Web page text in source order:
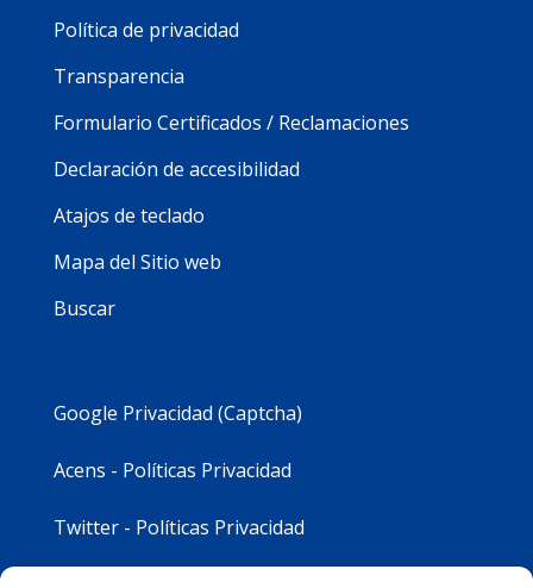
Política de privacidad
Transparencia
Formulario Certificados / Reclamaciones
Declaración de accesibilidad
Atajos de teclado
Mapa del Sitio web
Buscar
Google Privacidad (Captcha)
Acens - Políticas Privacidad
Twitter - Políticas Privacidad